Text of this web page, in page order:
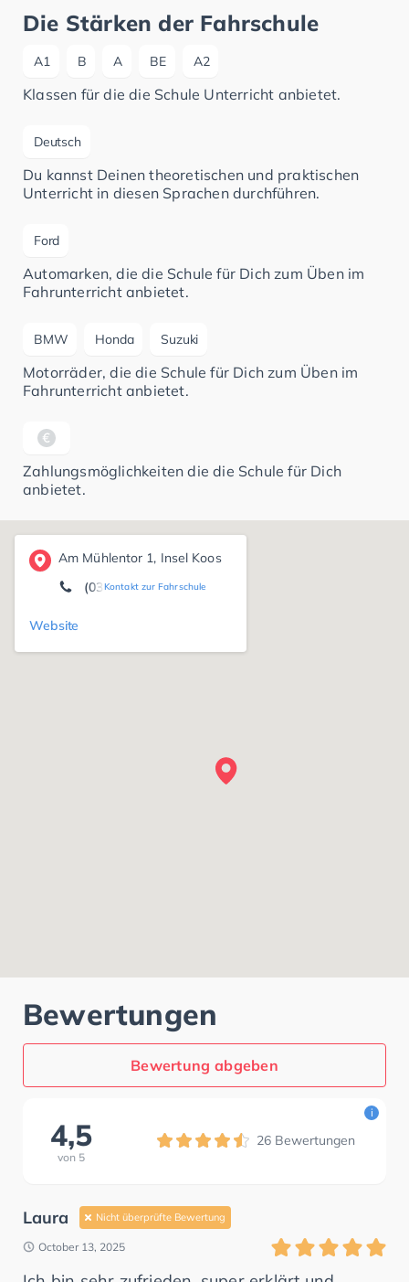
Die Stärken der Fahrschule
A1 B A BE A2
Klassen für die die Schule Unterricht anbietet.
Deutsch
Du kannst Deinen theoretischen und praktischen
Unterricht in diesen Sprachen durchführen.
Ford
Automarken, die die Schule für Dich zum Üben im
Fahrunterricht anbietet.
BMW Honda Suzuki
Motorräder, die die Schule für Dich zum Üben im
Fahrunterricht anbietet.
Zahlungsmöglichkeiten die die Schule für Dich
anbietet.
Am Mühlentor 1, Insel Koos
Kontakt zur Fahrschule
(03834) 8 35 98 89
Website
Bewertungen
Bewertung abgeben
4,5
von 5
26 Bewertungen
i
Laura Nicht überprüfte Bewertung
October 13, 2025